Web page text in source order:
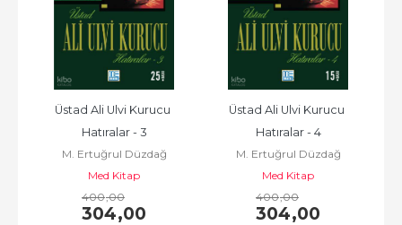
Üstad Ali Ulvi Kurucu
Hatıralar - 3
M. Ertuğrul Düzdağ
Med Kitap
400,00
304,00
Üstad Ali Ulvi Kurucu
Hatıralar - 4
M. Ertuğrul Düzdağ
Med Kitap
400,00
304,00